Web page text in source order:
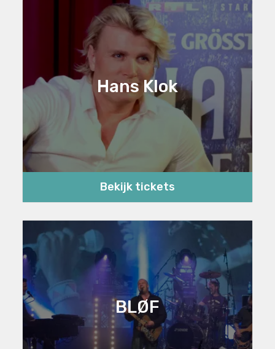
Hans Klok
Bekijk tickets
BLØF